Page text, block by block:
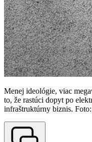
Menej ideológie, viac
to, že rastúci dopyt po
infraštruktúrny biznis.